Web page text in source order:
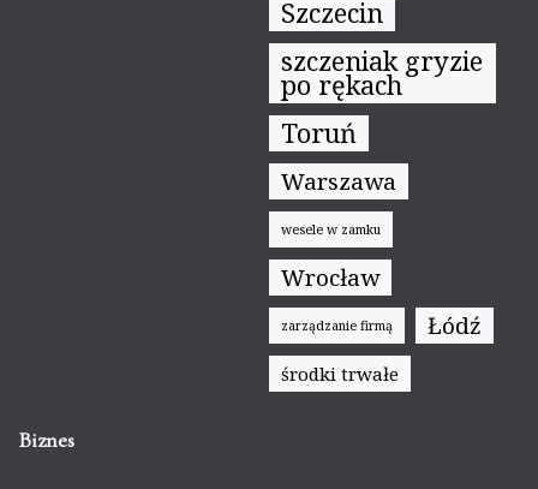
Szczecin
szczeniak gryzie
po rękach
Toruń
Warszawa
wesele w zamku
Wrocław
zarządzanie firmą Łódź
środki trwałe
Biznes